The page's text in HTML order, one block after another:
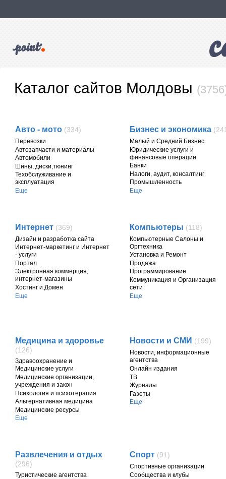
Каталог сайтов Молдовы
Авто - мото (334)
Перевозки
Автозапчасти и материалы
Автомобили
Шины, диски,тюнинг
Техобслуживание и
эксплуатация
Еще
Бизнес и экономика
Малый и Средний Бизнес
Юридические услуги и
финансовые операции
Банки
Налоги, аудит, консалтинг
Промышленность
Еще
Интернет (369)
Дизайн и разработка сайта
Интернет-маркетинг и Интернет
- услуги
Портал
Электронная коммерция,
интернет-магазины
Хостинг и Домен
Еще
Компьютеры (118)
Компьютерные Салоны и
Оргтехника
Установка и Ремонт
Продажа
Программирование
Коммуникация и Организация
сети
Еще
Медицина и здоровье
(126)
Здравоохранение и
Медицинские услуги
Медицинские организации,
учреждения и закон
Психология и психотерапия
Альтернативная медицина
Медицинские ресурсы
Еще
Новости и СМИ (199)
Новости, информационные
агентства
Онлайн издания
ТВ
Журналы
Газеты
Еще
Развлечения и отдых
(296)
Туристические агентства
Спорт (91)
Спортивные организации
Cообщества и клубы